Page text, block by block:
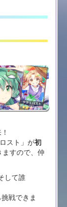
スト」が初
ますので、仲
して誰
戦できま